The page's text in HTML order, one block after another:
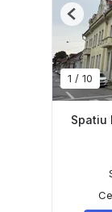
1 / 10
Spatiu